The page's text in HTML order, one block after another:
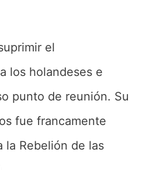
el
los holandeses e
punto de reunión. Su
fue francamente
la Rebelión de las